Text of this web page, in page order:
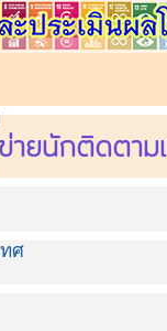
ศ
ายนักติดตา